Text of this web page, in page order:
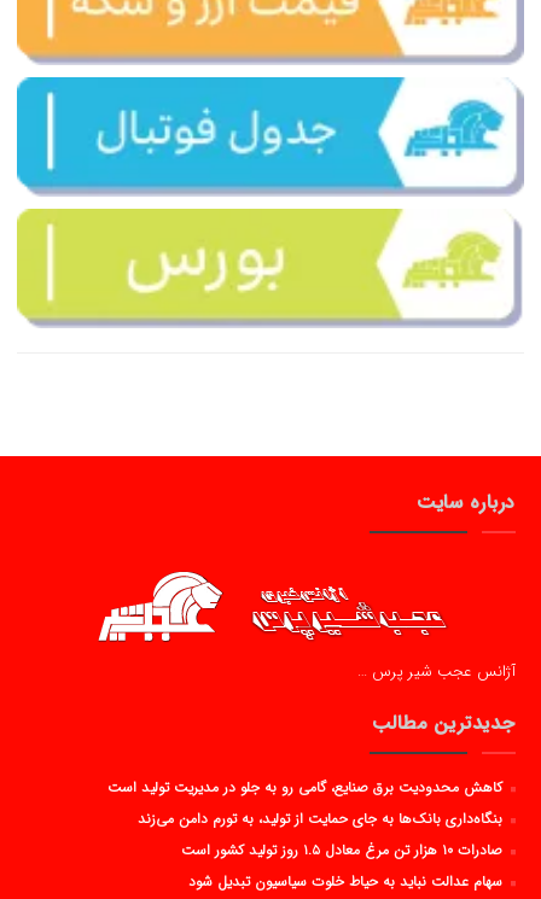
درباره سایت
آژانس عجب شیر پرس …
جدیدترین مطالب
کاهش محدودیت برق صنایع، گامی رو به جلو در مدیریت تولید است
بنگاه‌داری بانک‌ها به جای حمایت از تولید، به تورم دامن می‌زند
صادرات ۱۰ هزار تن مرغ معادل ۱.۵ روز تولید کشور است
سهام عدالت نباید به حیاط خلوت سیاسیون تبدیل شود